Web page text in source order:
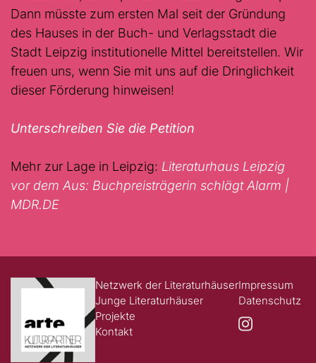
Dann müsste zum ersten Mal seit der Gründung
des Hauses in der Buch- und Verlagsstadt die
Stadt Leipzig institutionelle Mittel bereitstellen. Wir
freuen uns, wenn Sie mit uns auf die Dringlichkeit
dieser Förderung hinweisen!
Unterschreiben Sie die Petition
Mehr zur Lage in Leipzig: Literaturhaus Leipzig
vor dem Aus: Buchpreisträgerin schlägt Alarm |
MDR.DE
Netzwerk der Literaturhäuser
Junge Literaturhäuser
Projekte
Kontakt
Impressum
Datenschutz